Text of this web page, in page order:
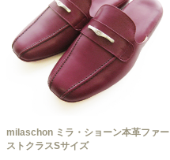
milaschon ミラ・ショーン本革ファー
ストクラスSサイズ